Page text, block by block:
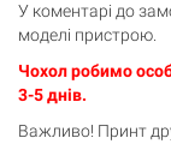
У коментарі до
моделі пристрою.
Чохол робимо
3-5 днів.
Важливо! Принт